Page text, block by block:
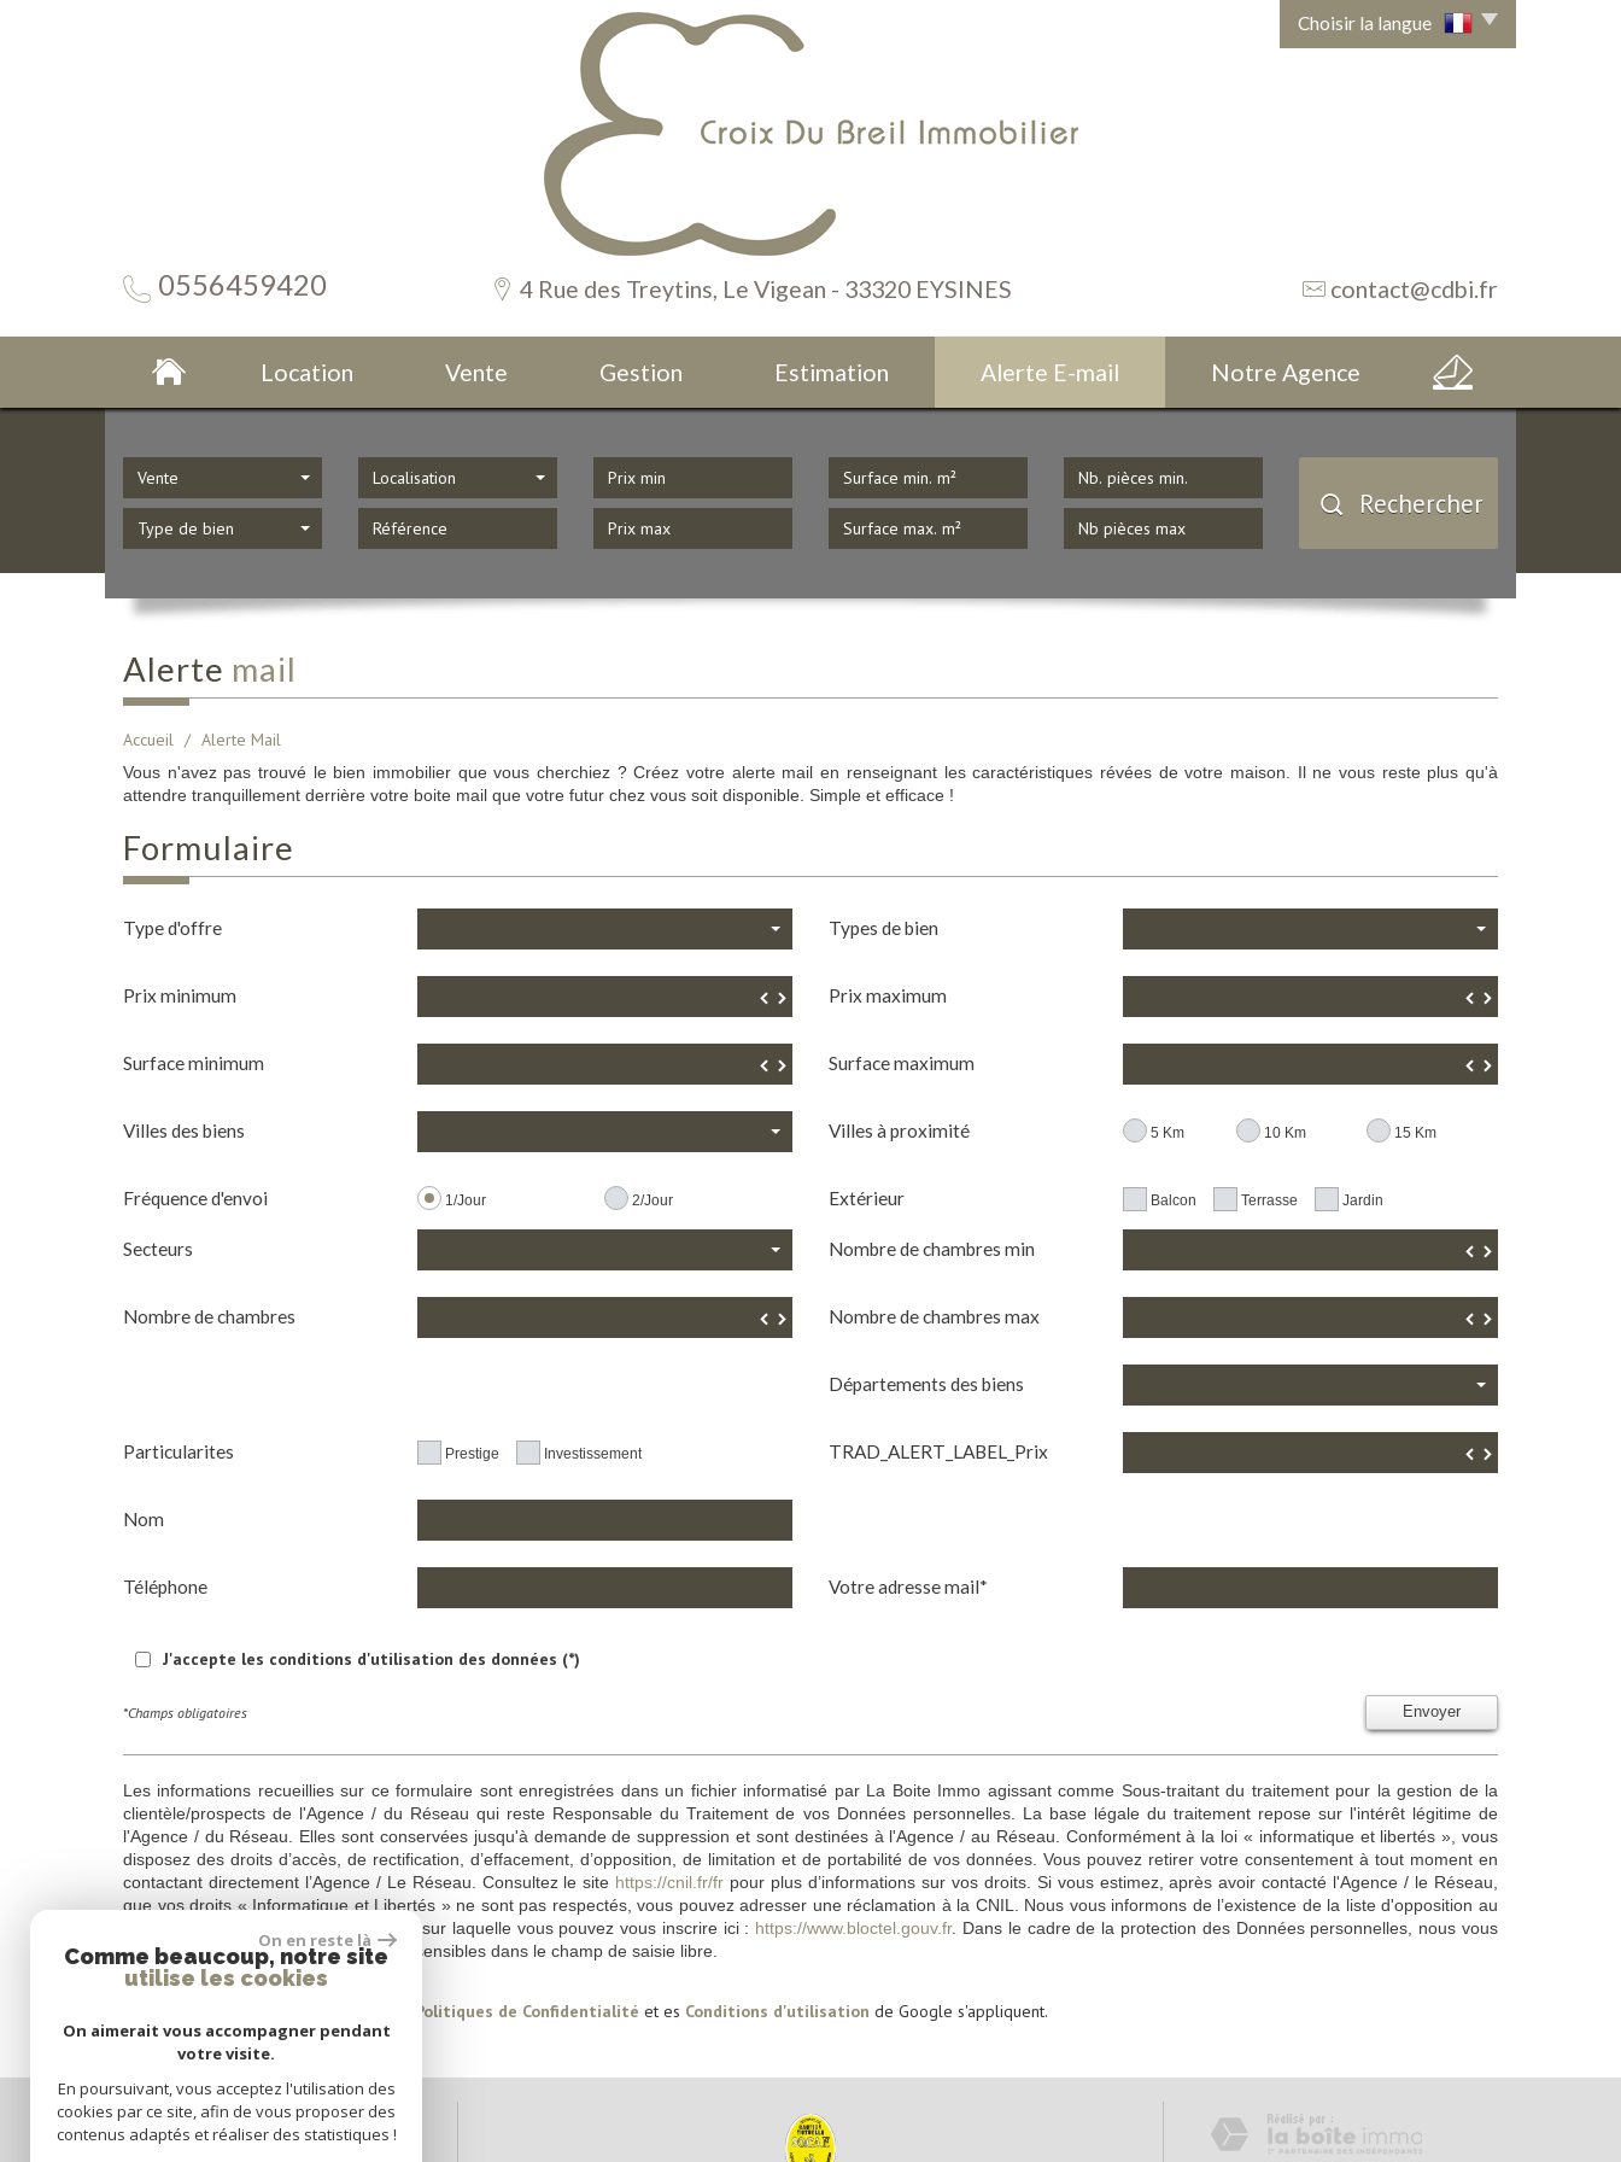
Choisir la langue
0556459420 4 Rue des Treytins, Le Vigean - 33320 EYSINES contact@cdbi.fr
Location Vente Gestion Estimation Alerte E-mail Notre Agence
Vente
Type de bien
Localisation
Rechercher
alerte mail
Accueil Alerte Mail
Vous n'avez pas trouvé le bien immobilier que vous cherchiez ? Créez votre alerte mail en renseignant les caractéristiques révées de votre maison. Il ne vous reste plus qu'à
attendre tranquillement derrière votre boite mail que votre futur chez vous soit disponible. Simple et efficace !
formulaire
Type d'offre Types de bien
Prix minimum ▼ Prix maximum ▼
Surface minimum ▼ Surface maximum ▼
Villes des biens Villes à proximité 5 Km 10 Km 15 Km
Fréquence d'envoi 1/Jour 2/Jour Extérieur Balcon Terrasse Jardin
Secteurs Nombre de chambres min ▼
Nombre de chambres ▼ Nombre de chambres max ▼
Départements des biens
Particularites Prestige Investissement TRAD_ALERT_LABEL_Prix ▼
Nom
Téléphone Votre adresse mail*
J'accepte les conditions d'utilisation des données (*)
Envoyer
*Champs obligatoires
Les informations recueillies sur ce formulaire sont enregistrées dans un fichier informatisé par La Boite Immo agissant comme Sous-traitant du traitement pour la gestion de la
clientèle/prospects de l'Agence / du Réseau qui reste Responsable du Traitement de vos Données personnelles. La base légale du traitement repose sur l'intérêt légitime de
l'Agence / du Réseau. Elles sont conservées jusqu'à demande de suppression et sont destinées à l'Agence / au Réseau. Conformément à la loi « informatique et libertés », vous
disposez des droits d’accès, de rectification, d’effacement, d’opposition, de limitation et de portabilité de vos données. Vous pouvez retirer votre consentement à tout moment en
contactant directement l’Agence / Le Réseau. Consultez le site https://cnil.fr/fr pour plus d’informations sur vos droits. Si vous estimez, après avoir contacté l'Agence / le Réseau,
que vos droits « Informatique et Libertés » ne sont pas respectés, vous pouvez adresser une réclamation à la CNIL. Nous vous informons de l’existence de la liste d'opposition au
démarchage téléphonique « Bloctel », sur laquelle vous pouvez vous inscrire ici : https://www.bloctel.gouv.fr. Dans le cadre de la protection des Données personnelles, nous vous
invitons à ne pas inscrire de Données sensibles dans le champ de saisie libre.
Politiques de Confidentialité et es Conditions d'utilisation de Google s'appliquent.
Espace propriétaires
On en reste là
Comme beaucoup, notre site
utilise les cookies
On aimerait vous accompagner pendant
votre visite.
En poursuivant, vous acceptez l'utilisation des
cookies par ce site, afin de vous proposer des
contenus adaptés et réaliser des statistiques !